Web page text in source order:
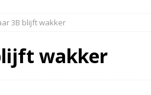
3B blijft wakker
wakker